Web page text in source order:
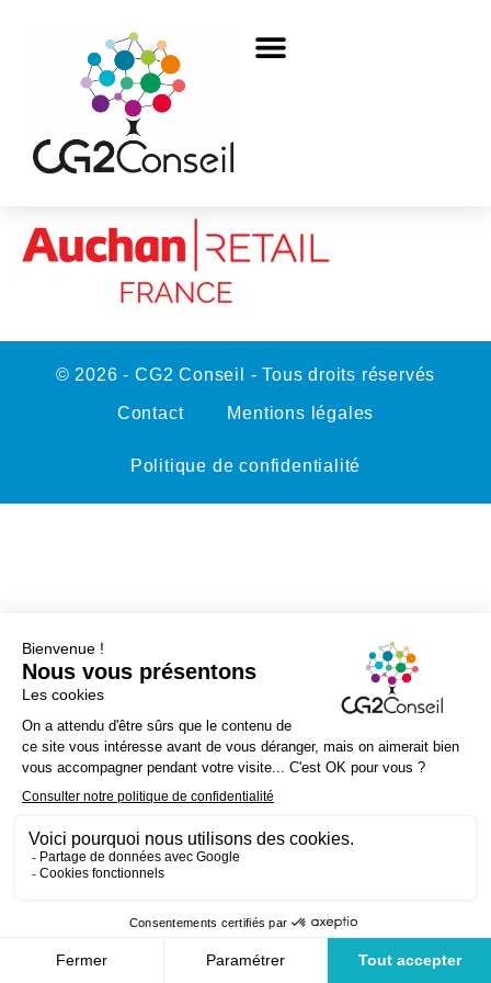
© 2026 - CG2 Conseil - Tous droits réservés
Contact Mentions légales
Politique de confidentialité